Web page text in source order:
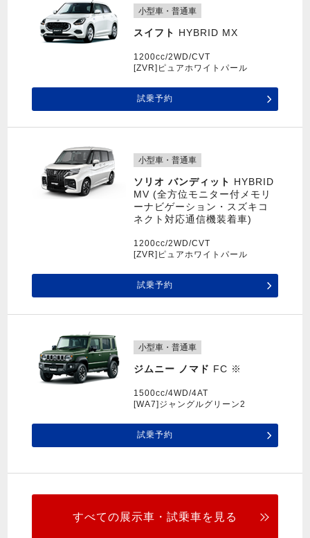
小型車・普通車
スイフト HYBRID MX
1200cc/2WD/CVT
[ZVR]ピュアホワイトパール
試乗予約
小型車・普通車
ソリオ バンディット HYBRID
MV (全方位モニター付メモリ
ーナビゲーション・スズキコ
ネクト対応通信機装着車)
1200cc/2WD/CVT
[ZVR]ピュアホワイトパール
試乗予約
小型車・普通車
ジムニー ノマド FC ※
1500cc/4WD/4AT
[WA7]ジャングルグリーン2
試乗予約
すべての展示車・試乗車を見る